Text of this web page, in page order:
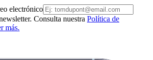
electrónico
Consulta nuestra Política de
más.